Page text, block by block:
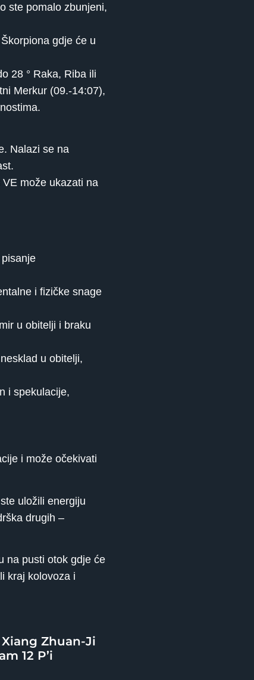
ste pomalo zbunjeni,
gdje će u
28 ° Raka, Riba ili
Merkur (09.-14:07),
Nalazi se na
može ukazati na
i fizičke snage
u obitelji i braku
u obitelji,
i spekulacije,
i može očekivati
uložili energiju
drugih –
na pusti otok gdje će
kraj kolovoza i
Zhuan-Ji
12 P’i